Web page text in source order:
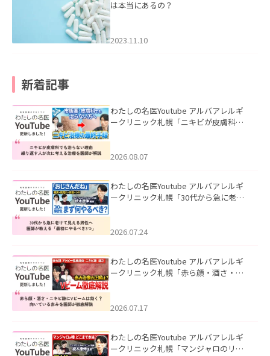
は本当にあるの？
2023.11.10
新着記事
わたしの名医Youtube アルバアレルギ
ークリニック札幌「ニキビが皮膚科で
ました。
2026.08.07
わたしの名医Youtube アルバアレルギ
ークリニック札幌「30代から急に老け
た。
2026.07.24
わたしの名医Youtube アルバアレルギ
ークリニック札幌「赤ら顔・酒さ・ニ
した。
2026.07.17
わたしの名医Youtube アルバアレルギ
ークリニック札幌「マンジャロのリア